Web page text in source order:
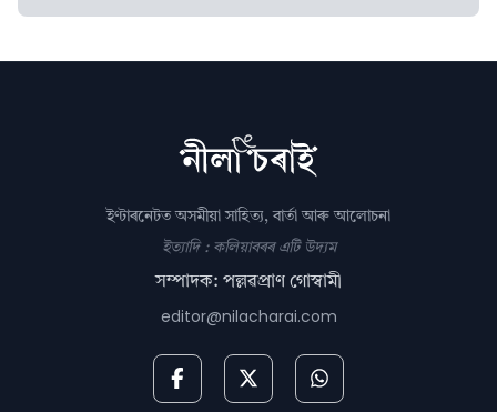
ইণ্টাৰনেটত অসমীয়া সাহিত্য, বাৰ্তা আৰু আলোচনা
ইত্যাদি : কলিয়াবৰৰ এটি উদ্যম
সম্পাদক: পল্লৱপ্ৰাণ গোস্বামী
editor@nilacharai.com